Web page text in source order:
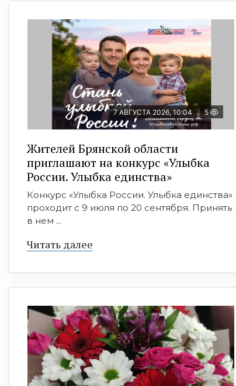
7 АВГУСТА 2026, 10:04 5
Жителей Брянской области
приглашают на конкурс «Улыбка
России. Улыбка единства»
Конкурс «Улыбка России. Улыбка единства»
проходит с 9 июля по 20 сентября. Принять
в нем ...
Читать далее